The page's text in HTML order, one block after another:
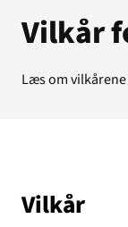
Støt
Om
Vilkår
Læs om
Vilkår